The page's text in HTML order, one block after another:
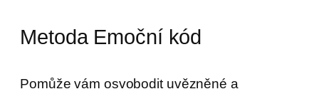
Metoda Emoční kód
Pomůže vám osvobodit uvězněné a